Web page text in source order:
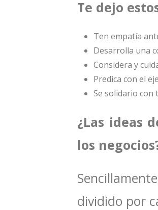
Te dejo
Ten empatía
Desarrolla una
Considera y
Predica con el
Se solidario con
¿Las ideas
los
dividido por